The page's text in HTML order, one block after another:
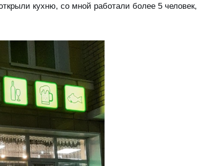
кухню, со мной работали более 5